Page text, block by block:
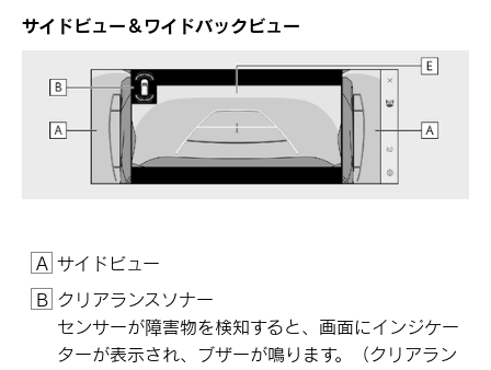
サイドビュー＆ワイドバックビュー
サイドビュー
クリアランスソナー
センサーが障害物を検知すると、画面にインジケー
ターが表示され、ブザーが鳴ります。（クリアラン